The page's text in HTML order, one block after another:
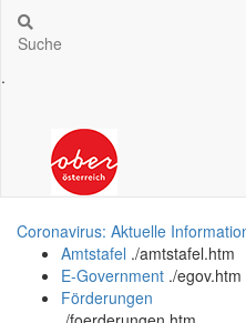
Suche
.
Coronavirus: Aktuelle
Amtstafel ./amtstafel.htm
E-Government ./egov.htm
Förderungen